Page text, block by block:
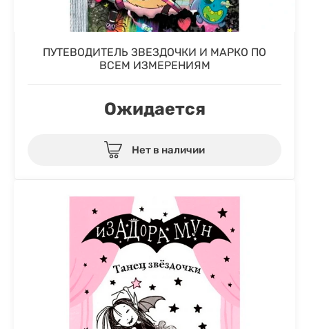
ПУТЕВОДИТЕЛЬ ЗВЕЗДОЧКИ И МАРКО ПО
ВСЕМ ИЗМЕРЕНИЯМ
Ожидается
Нет в наличии